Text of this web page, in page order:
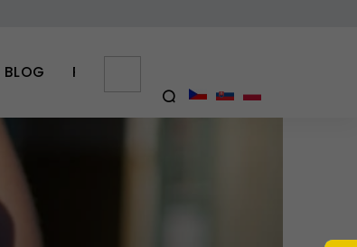
HLEDAT
KOŠÍK
BLOG PŘÍBĚH SAJO